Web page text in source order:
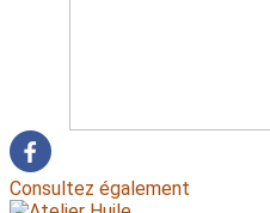
Consultez également